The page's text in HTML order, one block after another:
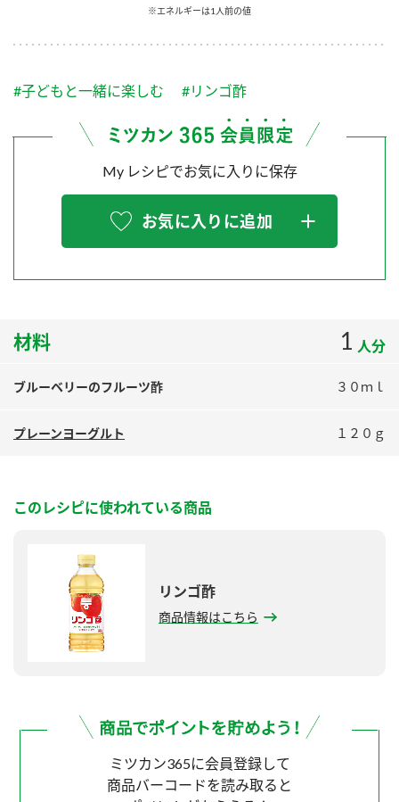
炊き込みご飯の素 米飯用調味液
Fibee
納豆のサイト
三ツ判山吹
スペシャルサイト
お酢を知ろう！
すしラボ
納豆の豆知識
ロングセラー商品 ＋ おすすめレシピ
MIM（ミツカンミュージアム）
お客様相談センター
お客様の声をいかしました
販売終了製品のご案内
よくあるご質問
ミツカン公式通販
業務用サイト ミツカングループについて
※エネルギーは1人前の値
#子どもと一緒に楽しむ #リンゴ酢
My レシピでお気に入りに保存
お気に入りに追加
材料 1 人分
ブルーベリーのフルーツ酢 ３０ｍｌ
プレーンヨーグルト １２０ｇ
このレシピに使われている商品
リンゴ酢
商品情報はこちら
ミツカン365に会員登録して
商品バーコードを読み取ると